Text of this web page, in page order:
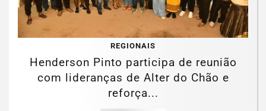
REGIONAIS
Henderson Pinto participa de reunião
com lideranças de Alter do Chão e
reforça...